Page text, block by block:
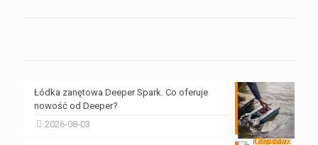
Łódka zanętowa Deeper Spark. Co oferuje
nowość od Deeper?
2026-08-03